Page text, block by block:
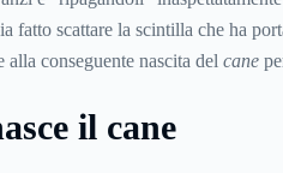
fatto scattare la scintilla che ha
conseguente nascita del cane
il cane